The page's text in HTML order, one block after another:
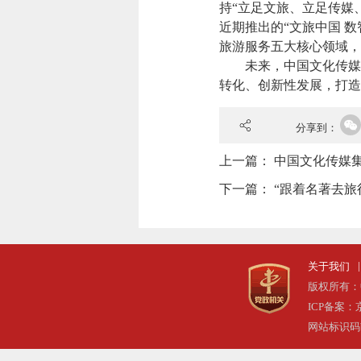
持“立足文旅、立足传媒
近期推出的“文旅中国
旅游服务五大核心领域 ，
未来，中国文化传
转化、创新性发展，打
分享到：
上一篇： 中国文化传媒
下一篇： “跟着名著去